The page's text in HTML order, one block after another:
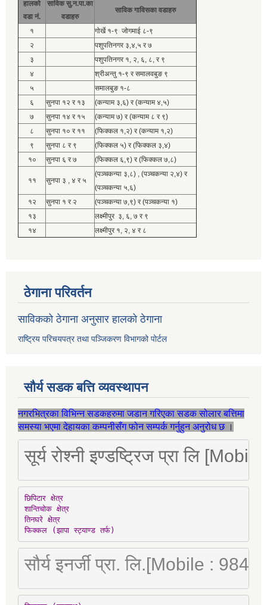
हालको
वडा नं.
साविक सु.न.पा.का
वडाहरु
साविक गाविसका वडाहरु
१
गोर्खे १-९ जोगमाई ८-९
२
पशुपतिनगर ३,४,५ र ७
३
पशुपतिनगर १, २, ६, ८, र ९
४
श्रीअन्तु १-९ र समालवबुङ ९
५
समालबुङ १-८
६
सुनपा १२ र १३
(कन्याम ३,६) र (कन्याम ४,५)
७
सुनपा १४ र १५
(कन्याम ७) र (कन्याम ८ र ९)
८
सुनपा १० र ११
(फिक्कल १,२) र (कन्याम १,२)
९
सुनपा ८ र ९
(फिक्कल ५) र (फिक्कल ३,४)
१०
सुनपा ६ र ७ (फिक्कल ६,९) र (फिक्कल ७,८)
११ सुनपा ३ , ४ र ५
(पञ्चकन्या ३,८) , (पञ्चकन्या २,४) र
(पञ्चकन्या ५,६)
१२
सुनपा १ र २
(पञ्चकन्या ७,९) र (पञ्चकन्या १)
१३
लक्ष्मीपुर ३, ६, ७ र ९
१४
लक्ष्मीपुर १, २, ४ र ८
ठेगाना परिवर्तन
साविकको ठेगाना अनुसार हालको ठेगाना
राष्ट्रिय परिचयपत्र तथा पञ्जिकरण विभागको पोर्टल
सौर्य सडक बत्ति व्यवस्थापन
नगरभित्रका विभिन्न सडकहरुमा जडान गरिएका सडक सोलार बत्तिमा
समस्या भएमा देहायका कम्पनीसँग फोन सम्पर्क गर्नुहुन अनुरोध छ ।
सूर्य रोश्नी इण्डष्ट्रिज प्रा लि
छिपिटार क्षेत्र
शान्तिचोक क्षेत्र
तिनघरे क्षेत्र
फिक्कल (झापा स्ट्याण्ड तर्फ)
सौर्य इनर्जी प्रा. लि.[Mobile :